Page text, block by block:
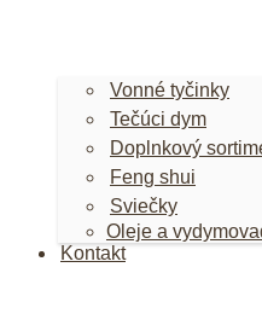
Vonné tyčinky
Tečúci dym
Doplnkový
Feng shui
Sviečky
Oleje a
Kontakt